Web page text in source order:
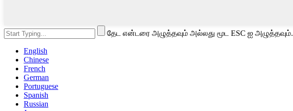
தேட என்டரை அழுத்தவும் அல்லது மூட ESC ஐ அழுத்தவும்.
English
Chinese
French
German
Portuguese
Spanish
Russian